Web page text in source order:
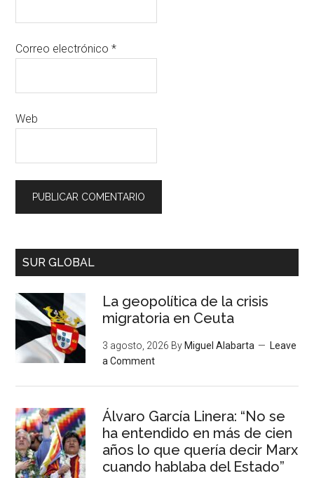
Correo electrónico*
Web
SUR GLOBAL
La geopolítica de la crisis
migratoria en Ceuta
3 agosto, 2026 By Miguel Alabarta
Leave
a Comment
Álvaro García Linera: “No se
ha entendido en más de cien
años lo que quería decir Marx
cuando hablaba del Estado”